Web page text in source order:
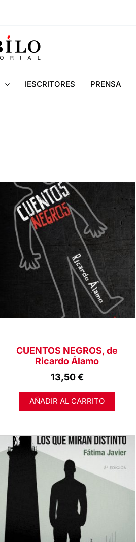
IESCRITORES PRENSA
CUENTOS NEGROS, de
Ricardo Álamo
13,50€
AÑADIR AL CARRITO